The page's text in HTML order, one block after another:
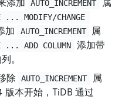
添加 AUTO_INCREMENT
属
... MODIFY/CHANGE
加 AUTO_INCREMENT
属
... ADD COLUMN
添加带
。
除 AUTO_INCREMENT
属
版本开始，TiDB 通过